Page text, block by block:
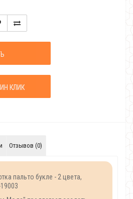
КЛИК
Отзывов (0)
пальто букле - 2 цвета,